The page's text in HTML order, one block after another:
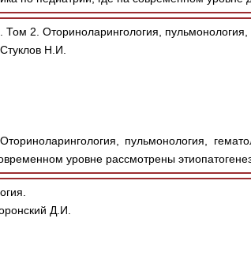
Том 2. Оториноларингология, пульмонология,
Н.И.
пульмонология,
уровне рассмотрены
Д.И.